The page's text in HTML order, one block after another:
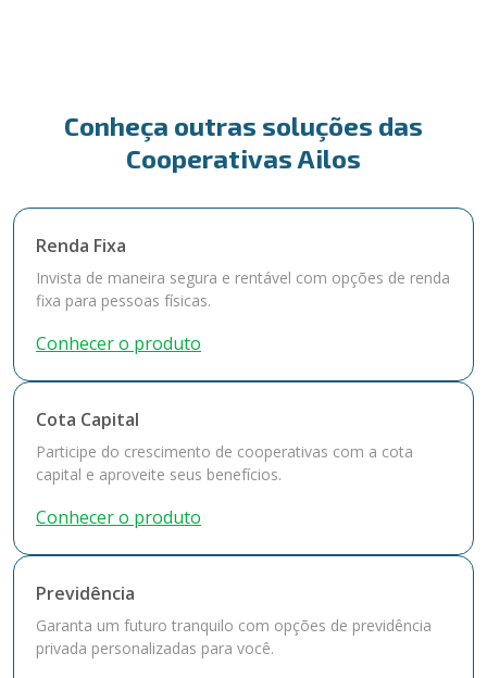
Conheça outras soluções das
Cooperativas Ailos
Renda Fixa
Invista de maneira segura e rentável com opções de renda
fixa para pessoas físicas.
Conhecer o produto
Cota Capital
Participe do crescimento de cooperativas com a cota
capital e aproveite seus benefícios.
Conhecer o produto
Previdência
Garanta um futuro tranquilo com opções de previdência
privada personalizadas para você.